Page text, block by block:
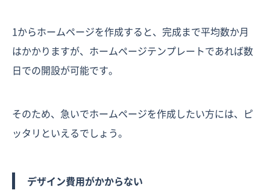
1からホームページを作成すると、完成まで平均数か月
はかかりますが、ホームページテンプレートであれば数
日での開設が可能です。
そのため、急いでホームページを作成したい方には、ピ
ッタリといえるでしょう。
デザイン費用がかからない